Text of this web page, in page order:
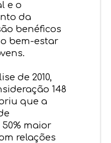
e o
da
benéficos
bem-estar
de 2010,
148
que a
maior
relações